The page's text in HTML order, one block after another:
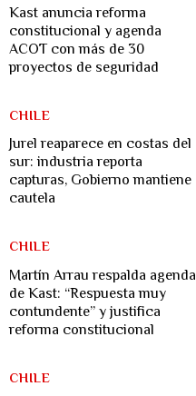
Kast anuncia reforma
constitucional y agenda
ACOT con más de 30
proyectos de seguridad
Jurel reaparece en costas del
sur: industria reporta
capturas, Gobierno mantiene
cautela
CHILE
Martín Arrau respalda agenda
de Kast: “Respuesta muy
contundente” y justifica
reforma constitucional
CHILE
CHILE